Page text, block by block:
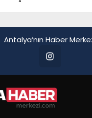
Antalya’nın Haber